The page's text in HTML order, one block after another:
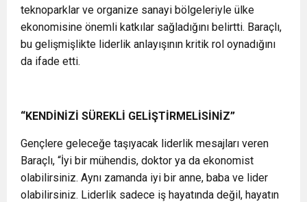
teknoparklar ve organize sanayi bölgeleriyle ülke
ekonomisine önemli katkılar sağladığını belirtti. Baraçlı,
bu gelişmişlikte liderlik anlayışının kritik rol oynadığını
da ifade etti.
“KENDİNİZİ SÜREKLİ GELİŞTİRMELİSİNİZ”
Gençlere geleceğe taşıyacak liderlik mesajları veren
Baraçlı, “İyi bir mühendis, doktor ya da ekonomist
olabilirsiniz. Aynı zamanda iyi bir anne, baba ve lider
olabilirsiniz. Liderlik sadece iş hayatında değil, hayatın